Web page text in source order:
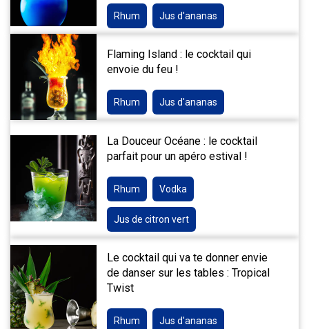
Rhum Jus d'ananas
Flaming Island : le cocktail qui
envoie du feu !
Rhum Jus d'ananas
La Douceur Océane : le cocktail
parfait pour un apéro estival !
Rhum Vodka
Jus de citron vert
Le cocktail qui va te donner envie
de danser sur les tables : Tropical
Twist
Rhum Jus d'ananas